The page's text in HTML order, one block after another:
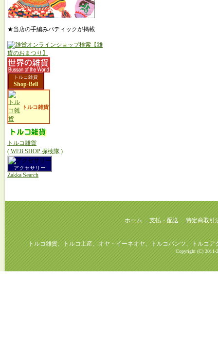
★当店の手編みパティックが掲載
トルコ雑貨
Shop-Bell
トルコ雑貨
トルコ雑貨
( WEB SHOP 探検隊 )
アクセサリー
Zakka Search
ホーム 支払・配送 特定商取引
トルコ雑貨、トルコ土産、オヤ・イーネオヤ、トルコパンツ、トルコアク
Copyright (C) 2011-